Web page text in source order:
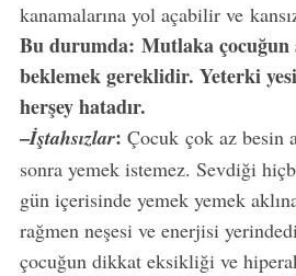
kanamalarına yol açabilir ve
Bu durumda: Mutlaka çocuğun
beklemek gereklidir. Yeterki
herşey hatadır.
–İştahsızlar: Çocuk çok az besin
sonra yemek istemez. Sevdiği
gün içerisinde yemek yemek
rağmen neşesi ve enerjisi
çocuğun dikkat eksikliği ve